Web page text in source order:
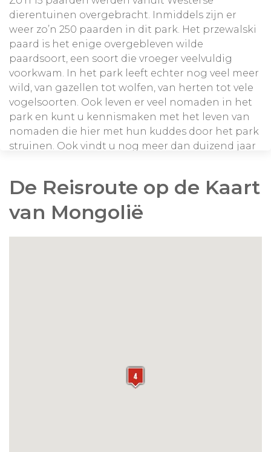
dierentuinen overgebracht. Inmiddels zijn er
weer zo’n 250 paarden in dit park. Het przewalski
paard is het enige overgebleven wilde
paardsoort, een soort die vroeger veelvuldig
voorkwam. In het park leeft echter nog veel meer
wild, van gazellen tot wolfen, van herten tot vele
vogelsoorten. Ook leven er veel nomaden in het
park en kunt u kennismaken met het leven van
nomaden die hier met hun kuddes door het park
struinen. Ook vindt u nog meer dan duizend jaar
met slapen in de typische Mongoolse ger.
De Reisroute op de Kaart
van Mongolië